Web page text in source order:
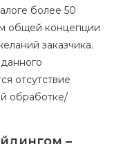
более 50
общей концепции
заказчика.
отсутствие
обработке/